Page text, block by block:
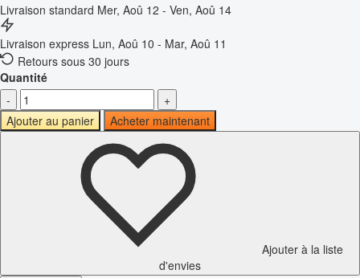
Livraison standard Mer, Aoû 12 - Ven, Aoû 14
Livraison express Lun, Aoû 10 - Mar, Aoû 11
Retours sous 30 jours
Quantité
-
+
Ajouter au panier
Acheter maintenant
Ajouter à la liste
d'envies